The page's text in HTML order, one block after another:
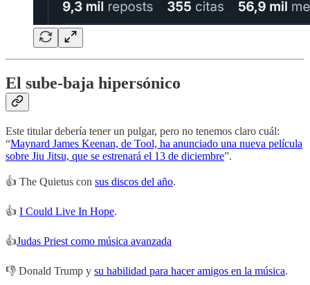
El sube-baja hipersónico
Este titular debería tener un pulgar, pero no tenemos claro cuál:
“Maynard James Keenan, de Tool, ha anunciado una nueva película
sobre Jiu Jitsu, que se estrenará el 13 de diciembre”.
👍 The Quietus con sus discos del año.
👍 I Could Live In Hope.
👍Judas Priest como música avanzada
👎 Donald Trump y su habilidad para hacer amigos en la música.